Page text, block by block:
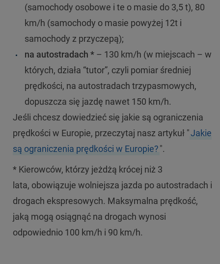
(samochody osobowe i te o masie do 3,5 t), 80
km/h (samochody o masie powyżej 12t i
samochody z przyczepą);
na autostradach * – 130 km/h (w miejscach – w
których, działa “tutor”, czyli pomiar średniej
prędkości, na autostradach trzypasmowych,
dopuszcza się jazdę nawet 150 km/h.
Jeśli chcesz dowiedzieć się jakie są ograniczenia
prędkości w Europie, przeczytaj nasz artykuł "Jakie
są ograniczenia prędkości w Europie?".
* Kierowców, którzy jeżdżą krócej niż 3
lata, obowiązuje wolniejsza jazda po autostradach i
drogach ekspresowych. Maksymalna prędkość,
jaką mogą osiągnąć na drogach wynosi
odpowiednio 100 km/h i 90 km/h.